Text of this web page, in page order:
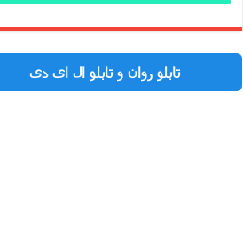
تابلو روان و تابلو ال ای دی